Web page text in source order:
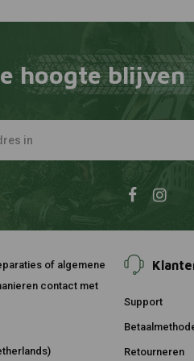
hoogte blijven
of algemene
contact met
Support
Retourneren